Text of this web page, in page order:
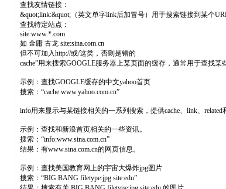
查找友情链接：
&quot;link:&quot;（英文单字link后加冒号）用于搜索链接到某个
查找特定站点：
site:www.*.com
如 金庸 古龙 site:sina.com.cn
但不可加入http://或/这类，否则是错的
cache”用来搜索GOOGLE服务器上某页面的缓存，通常用于查找
示例：查找GOOGLE缓存的中文yahoo首页
搜索：“cache:www.yahoo.com.cn”
info用来显示与某链接相关的一系列搜索，提供cache、link、related
示例：查找和新浪首页相关的一些资讯。
搜索：“info:www.sina.com.cn”
结果：有www.sina.com.cn的网页信息。
示例：查找美国教育网上的宇宙大爆炸jpg图片
搜索：“BIG BANG filetype:jpg site:edu”